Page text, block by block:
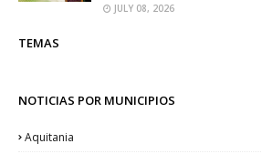
JULY 08, 2026
TEMAS
NOTICIAS POR MUNICIPIOS
Aquitania